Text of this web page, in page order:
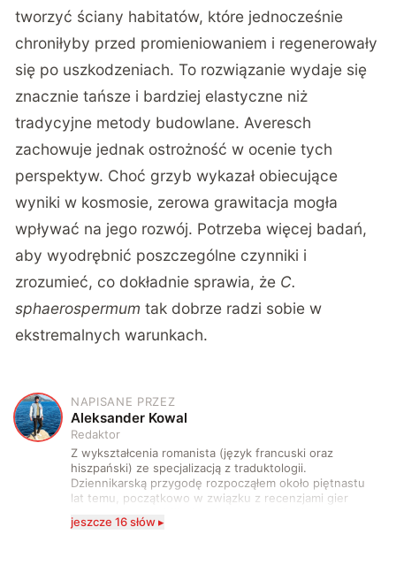
tworzyć ściany habitatów, które jednocześnie
chroniłyby przed promieniowaniem i regenerowały
się po uszkodzeniach. To rozwiązanie wydaje się
znacznie tańsze i bardziej elastyczne niż
tradycyjne metody budowlane. Averesch
zachowuje jednak ostrożność w ocenie tych
perspektyw. Choć grzyb wykazał obiecujące
wyniki w kosmosie, zerowa grawitacja mogła
wpływać na jego rozwój. Potrzeba więcej badań,
aby wyodrębnić poszczególne czynniki i
zrozumieć, co dokładnie sprawia, że C.
sphaerospermum tak dobrze radzi sobie w
ekstremalnych warunkach.
A
NAPISANE PRZEZ
Aleksander Kowal
Redaktor
Z wykształcenia romanista (język francuski oraz
hiszpański) ze specjalizacją z traduktologii.
Dziennikarską przygodę rozpocząłem około piętnastu
lat temu, początkowo w związku z recenzjami gier
zdecydowanie częściej na tematy związane z nauką
jeszcze 16 słów ▸